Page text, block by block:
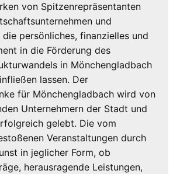
von Spitzenrepräsentanten
und
persönliches, finanzielles und
in die Förderung des
in Mönchengladbach
lassen. Der
für Mönchengladbach wird von
Unternehmern der Stadt und
gelebt. Die vom
Veranstaltungen durch
in jeglicher Form, ob
herausragende Leistungen,